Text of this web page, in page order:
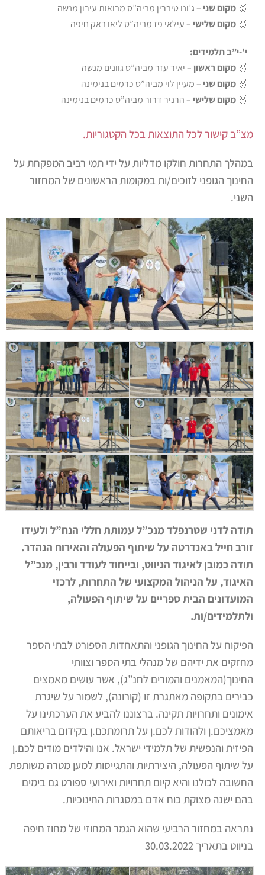
🥈 מקום שני – ג’ונו טיברין מביה”ס מבואות עירון מנשה
🥉 מקום שלישי – עילאי פז מביה”ס ליאו באק חיפה
י’-י”ב תלמידים:
🥇 מקום ראשון – יאיר עזר מביה”ס גוונים מנשה
🥈 מקום שני – מעיין לוי מביה”ס כרמים בנימינה
🥉 מקום שלישי – הרניר דרור מביה”ס כרמים בנימינה
מצ”ב קישור לכל התוצאות בכל הקטגוריות.
במהלך התחרות חולקו מדליות על ידי תמי רביב המפקחת על
החינוך הגופני לזוכים/ות במקומות הראשונים של המחזור
השני.
תודה לדני שטרנפלד מנכ”ל עמותת חללי הנח”ל ולעידו
זורב חייל באנדרטה על שיתוף הפעולה והאירוח הנהדר.
תודה כמובן לאיגוד הניווט, ובייחוד לעודד ורבין, מנכ”ל
האיגוד, על הניהול המקצועי של התחרות, לרכזי
המועדונים הבית ספריים על שיתוף הפעולה,
ולתלמידים/ות.
הפיקוח על החינוך הגופני והתאחדות הספורט לבתי הספר
מחזקים את ידיהם של מנהלי בתי הספר וצוותי
החינוך(המאמנים והמורים לחנ”ג), אשר עושים מאמצים
כבירים בתקופה מאתגרת זו (קורונה), לשמור על שיגרת
אימונים ותחרויות תקינה. ברצוננו להביע את הערכתינו על
מאמציכם.ן ולהודות לכם.ן על תרומתכם.ן בקידום בריאותם
הפיזית והנפשית של תלמידי ישראל. אנו והילדים מודים לכם.ן
על שיתוף הפעולה, היצירתיות והתגייסות למען מטרה משותפת
החשובה לכולנו והיא קיום תחרויות ואירועי ספורט גם בימים
בהם ישנה מצוקת כוח אדם במסגרות החינוכיות.
נתראה במחזור הרביעי שהוא הגמר המחוזי של מחוז חיפה
בניווט בתאריך 30.03.2022